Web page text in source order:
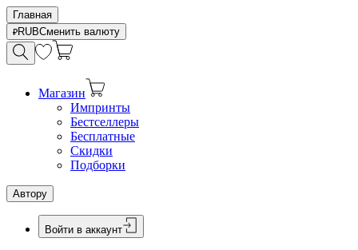
Главная
RUBСменить валюту
Магазин
Импринты
Бестселлеры
Бесплатные
Скидки
Подборки
Автору
Войти в аккаунт